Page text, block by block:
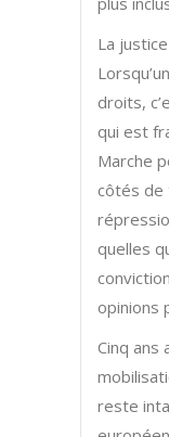
La
droits,
qui est
Marche
côtés de
quelles
opinions
Cinq ans
reste